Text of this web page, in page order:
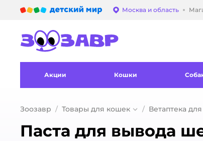
Выбор адреса
Москва и область
Акции Кошки
Зоозавр Товары для кошек Ветаптека
Паста для вывода